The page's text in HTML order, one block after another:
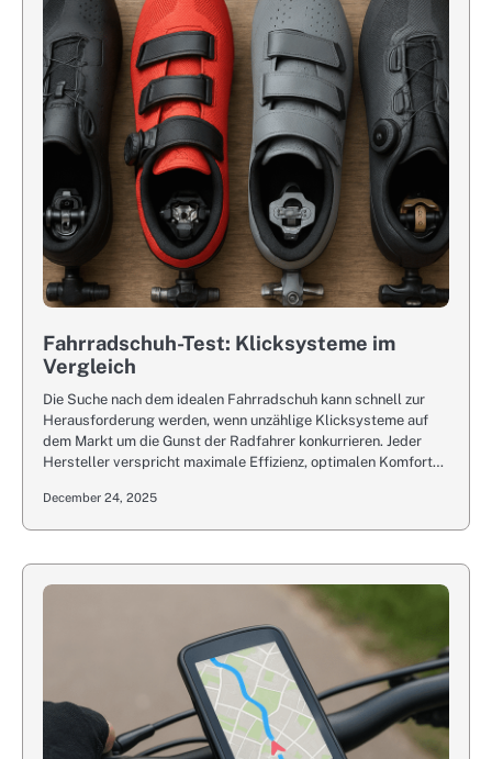
Fahrradschuh-Test: Klicksysteme im
Vergleich
Die Suche nach dem idealen Fahrradschuh kann schnell zur
Herausforderung werden, wenn unzählige Klicksysteme auf
dem Markt um die Gunst der Radfahrer konkurrieren. Jeder
Hersteller verspricht maximale Effizienz, optimalen Komfort…
December 24, 2025